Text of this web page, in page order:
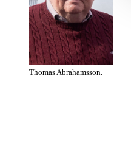
Thomas Abrahamsson.